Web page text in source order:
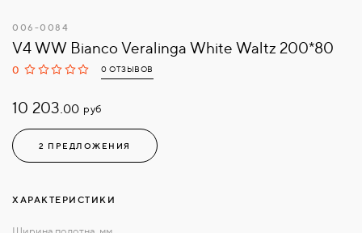
006-0084
V4 WW Bianco Veralinga White Waltz 200*80
0 0 ОТЗЫВОВ
10 203.00 руб
2 ПРЕДЛОЖЕНИЯ
ХАРАКТЕРИСТИКИ